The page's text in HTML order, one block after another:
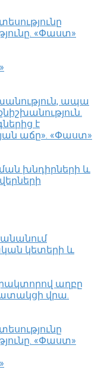
«Փաստ»
ապա
է
աճը». «Փաստ»
խնդիրների և
կետերի և
աղբը
վրա.
«Փաստ»